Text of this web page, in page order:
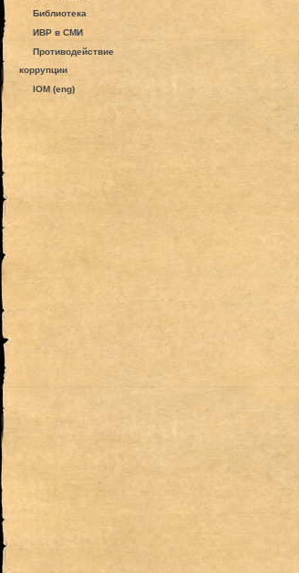
Библиотека
ИВР в СМИ
Противодействие
коррупции
IOM (eng)